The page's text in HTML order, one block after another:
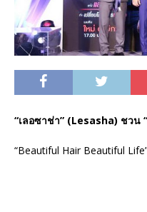
“เลอซาช่า” (Lesasha) ชวน
“Beautiful Hair Beautiful